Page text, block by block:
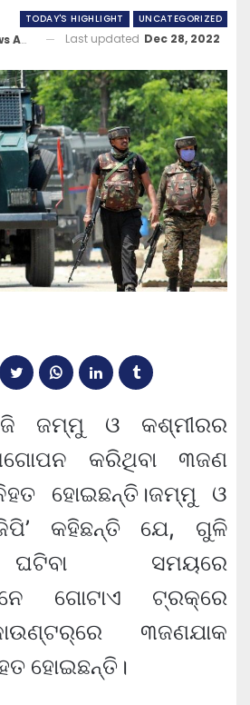
TODAY'S HIGHLIGHT UNCATEGORIZED
Last updated Dec 28, 2022
ଜମ୍ମୁ ଓ କଶ୍ମୀରର
କରିଥିବା ୩ଜଣ
ହୋଇଛନ୍ତି।ଜମ୍ମୁ ଓ
କହିଛନ୍ତି ଯେ, ଗୁଳି
ସମୟରେ
ଗୋଟାଏ ଟ୍ରକ୍‌ରେ
୩ଜଣଯାକ
ହୋଇଛନ୍ତି।